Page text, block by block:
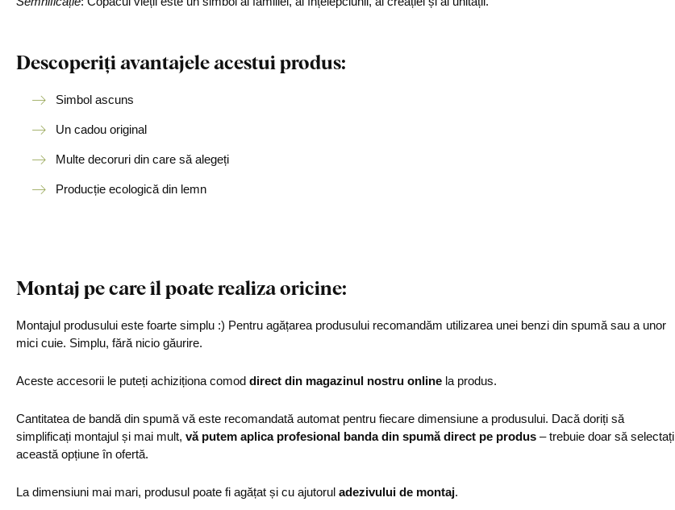
Descoperiți avantajele acestui produs:
Simbol ascuns
Un cadou original
Multe decoruri din care să alegeți
Producție ecologică din lemn
Montaj pe care îl poate realiza oricine:
Montajul produsului este foarte simplu :) Pentru agățarea produsului recomandăm utilizarea unei benzi din spumă sau a unor
mici cuie. Simplu, fără nicio găurire.
Aceste accesorii le puteți achiziționa comod direct din magazinul nostru online la produs.
Cantitatea de bandă din spumă vă este recomandată automat pentru fiecare dimensiune a produsului. Dacă doriți să
simplificați montajul și mai mult, vă putem aplica profesional banda din spumă direct pe produs – trebuie doar să selectați
această opțiune în ofertă.
La dimensiuni mai mari, produsul poate fi agățat și cu ajutorul adezivului de montaj.